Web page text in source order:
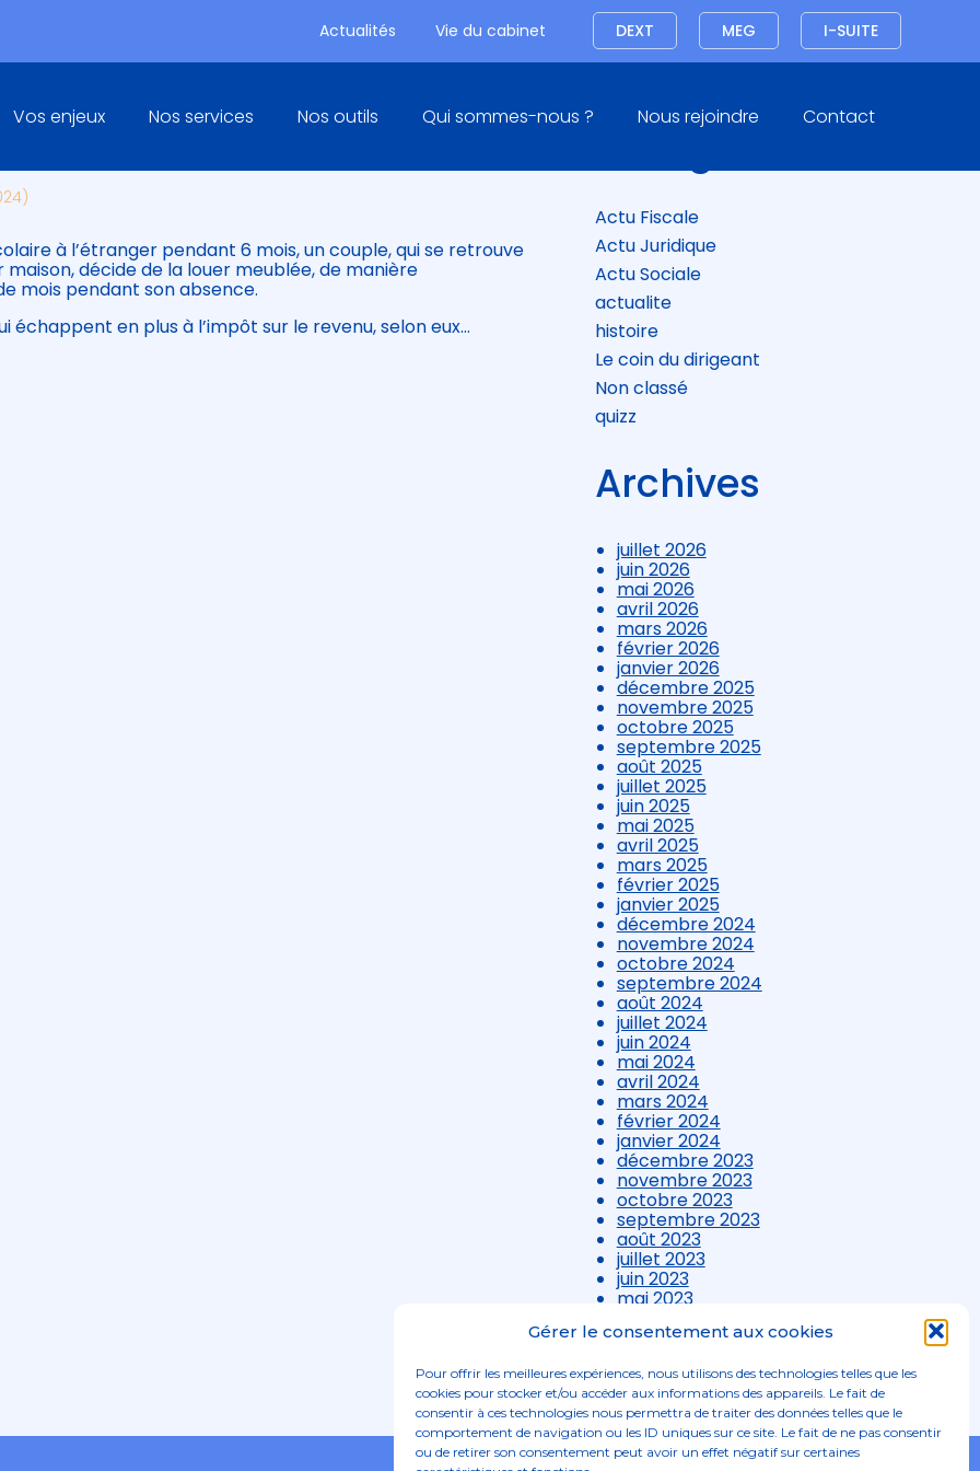
Gérer le consentement aux cookies
Pour offrir les meilleures expériences, nous utilisons des technologies telles que les
cookies pour stocker et/ou accéder aux informations des appareils. Le fait de
consentir à ces technologies nous permettra de traiter des données telles que le
comportement de navigation ou les ID uniques sur ce site. Le fait de ne pas consentir
ou de retirer son consentement peut avoir un effet négatif sur certaines
Actualités Vie du cabinet Connexion I-SUITE
MEG
DEXT
Principal
Vos enjeux Nos services Nos outils Qui sommes-nous ? Nous rejoindre Contact
: AVEC OU SANS IMPÔTS ?
à l’étranger pendant 6 mois, un couple, qui se retrouve
décide de la louer meublée, de manière
mois pendant son absence.
échappent en plus à l’impôt sur le revenu, selon eux…
Blog
Actu Fiscale
Actu Juridique
Actu Sociale
actualite
histoire
Le coin du dirigeant
Non classé
quizz
Archives
juillet 2026
juin 2026
mai 2026
avril 2026
mars 2026
février 2026
janvier 2026
décembre 2025
novembre 2025
octobre 2025
septembre 2025
août 2025
juillet 2025
juin 2025
mai 2025
avril 2025
mars 2025
février 2025
janvier 2025
décembre 2024
novembre 2024
octobre 2024
septembre 2024
août 2024
juillet 2024
juin 2024
mai 2024
avril 2024
mars 2024
février 2024
janvier 2024
décembre 2023
novembre 2023
octobre 2023
septembre 2023
août 2023
juillet 2023
juin 2023
mai 2023
mars 2023